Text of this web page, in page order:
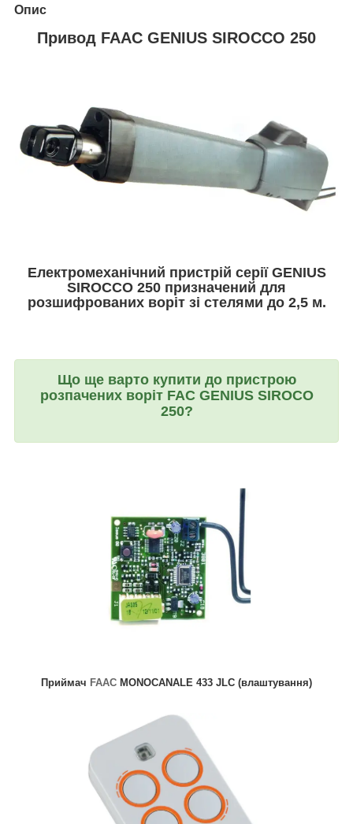
Опис
Привод FAAC GENIUS SIROCCO 250
Електромеханічний пристрій серії GENIUS
SIROCCO 250 призначений для
розшифрованих воріт зі стелями до 2,5 м.
Що ще варто купити до пристрою
розпачених воріт FAC GENIUS SIROCO
250?
Приймач FAAC MONOCANALE 433 JLC (влаштування)